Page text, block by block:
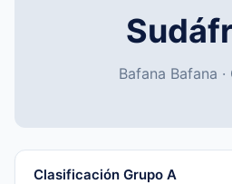
Bafana Bafana
Clasificación Grupo A